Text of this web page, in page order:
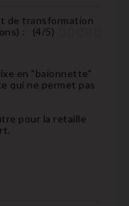
de transformation
) : (4/5)
en "baïonnette"
qui ne permet pas
pour la retaille